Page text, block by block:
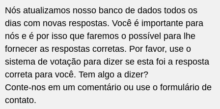
Nós atualizamos nosso banco de dados todos os
dias com novas respostas. Você é importante para
nós e é por isso que faremos o possível para lhe
fornecer as respostas corretas. Por favor, use o
sistema de votação para dizer se esta foi a resposta
correta para você. Tem algo a dizer?
Conte-nos em um comentário ou use o formulário de
contato.